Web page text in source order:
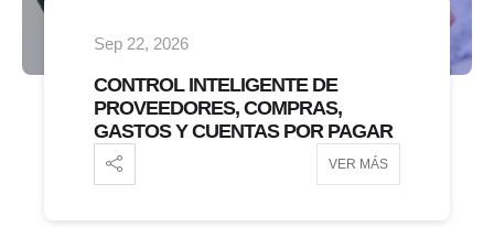
Sep 22, 2026
CONTROL INTELIGENTE DE
PROVEEDORES, COMPRAS,
GASTOS Y CUENTAS POR PAGAR
VER MÁS